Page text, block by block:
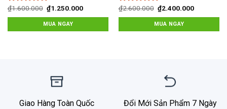
Được xếp
hạng5.005
₫1.600.000 Giá
gốc
là:
₫1.600.000.
₫1.250.000Giá
₫1.250.000.
MUA NGAY
Được xếp
hạng5.005
₫2.600.000 Giá
gốc
là:
₫2.600.000.
₫2.400.000Giá
MUA NGAY
Giao Hàng Toàn Quốc Đổi Mới Sản Phẩm 7 Ngày